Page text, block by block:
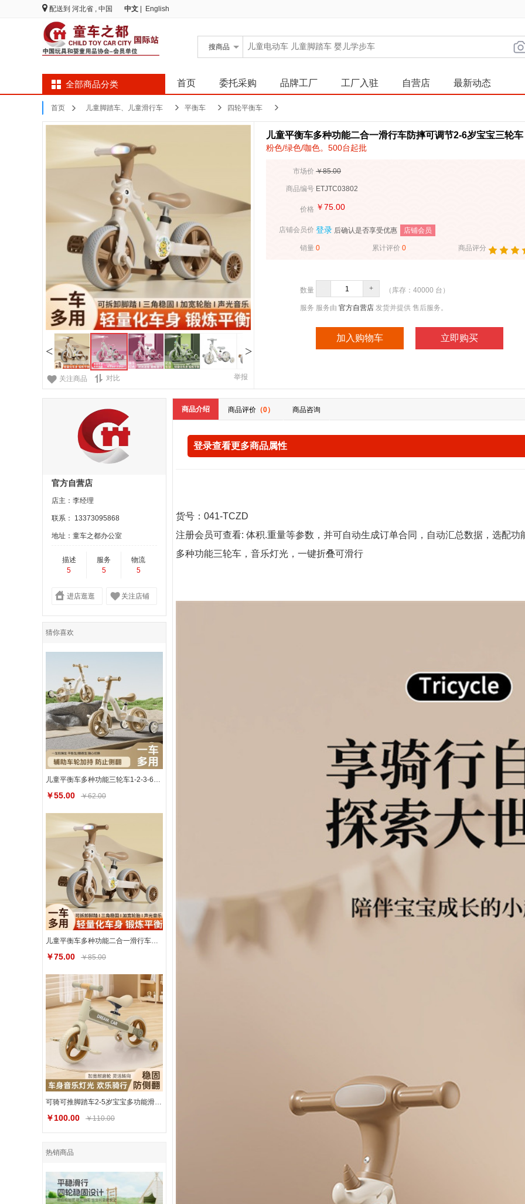
配送到 河北省 , 中国 中文 English
搜商品
全部商品分类 首页 委托采购 品牌工厂 工厂入驻 自营店 最新动态
首页 儿童脚踏车、儿童滑行车 平衡车 四轮平衡车
< >
关注商品 对比 举报
儿童平衡车多种功能二合一滑行车防摔可调节2-6岁宝宝三轮车
粉色/绿色/咖色。500台起批
市场价 ￥85.00
商品编号 ETJTC03802
价格 ￥75.00
店铺会员价 登录 后确认是否享受优惠 店铺会员
销量 0 累计评价 0 商品评分
数量 + （库存： 40000 台）
服务 服务由 官方自营店 发货并提供 售后服务。
加入购物车 立即购买
官方自营店
店主：李经理
联系： 13373095868
地址：童车之都办公室
描述
5
服务
5
物流
5
进店逛逛 关注店铺
猜你喜欢
儿童平衡车多种功能三轮车1-2-3-6岁宝宝自行车母婴二合一滑行
￥55.00 ￥62.00
儿童平衡车多种功能二合一滑行车防摔可调节2-6岁宝宝三轮车
￥75.00 ￥85.00
可骑可推脚踏车2-5岁宝宝多功能滑行平衡自行车婴儿手推玩具
￥100.00 ￥110.00
热销商品
商品介绍 商品评价 （0） 商品咨询
登录查看更多商品属性
货号：041-TCZD
注册会员可查看: 体积.重量等参数，并可自动生成订单合同，自动汇总数据，选配功
多种功能三轮车， 音乐灯光， 一键折叠可滑行